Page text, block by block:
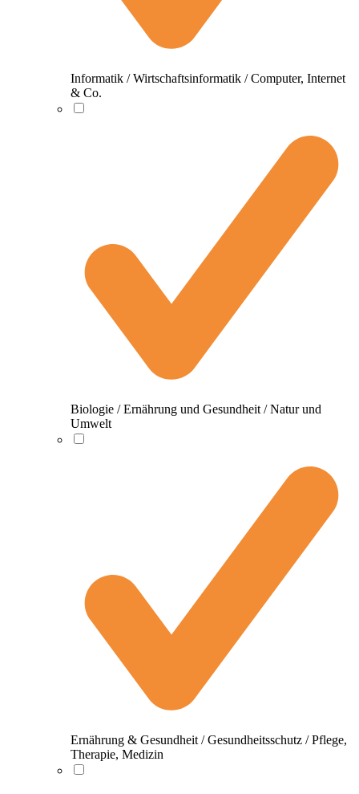
Informatik / Wirtschaftsinformatik / Computer, Internet
& Co.
Biologie / Ernährung und Gesundheit / Natur und
Umwelt
Ernährung & Gesundheit / Gesundheitsschutz / Pflege,
Therapie, Medizin